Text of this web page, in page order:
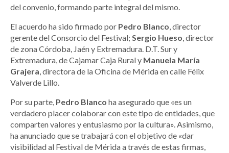
del convenio, formando parte integral del mismo.
El acuerdo ha sido firmado por Pedro Blanco, director
gerente del Consorcio del Festival; Sergio Hueso, director
de zona Córdoba, Jaén y Extremadura. D.T. Sur y
Extremadura, de Cajamar Caja Rural y Manuela María
Grajera, directora de la Oficina de Mérida en calle Félix
Valverde Lillo.
Por su parte, Pedro Blanco ha asegurado que «es un
verdadero placer colaborar con este tipo de entidades, que
comparten valores y entusiasmo por la cultura». Asimismo,
ha anunciado que se trabajará con el objetivo de «dar
visibilidad al Festival de Mérida a través de estas firmas,